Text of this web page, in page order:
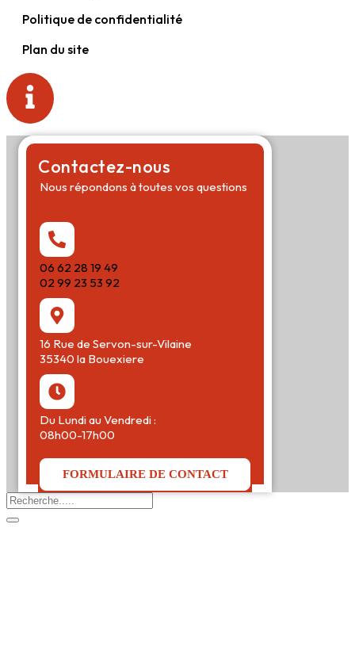
Politique de confidentialité
Plan du site
Contactez-nous
Nous répondons à toutes vos questions
06 62 28 19 49
02 99 23 53 92
16 Rue de Servon-sur-Vilaine
35340 la Bouexiere
Du Lundi au Vendredi :
08h00-17h00
FORMULAIRE DE CONTACT